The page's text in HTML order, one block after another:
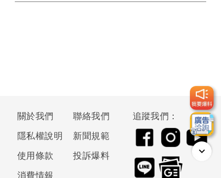
關於我們
聯絡我們
隱私權說明
新聞規範
使用條款
投訴爆料
消費情報
追蹤我們：